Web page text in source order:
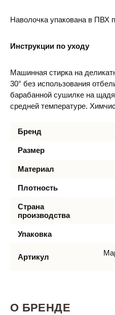
Наволочка упакована в ПВХ
Инструкции по уходу
Машинная стирка на
30° без использования
барабанной сушилке на
средней температуре.
Бренд
Размер
Материал
Плотность
Страна
производства
Упаковка
Артикул
О БРЕНДЕ